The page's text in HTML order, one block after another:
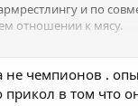
и по
отношении к мясу.
не чемпионов .
в том что